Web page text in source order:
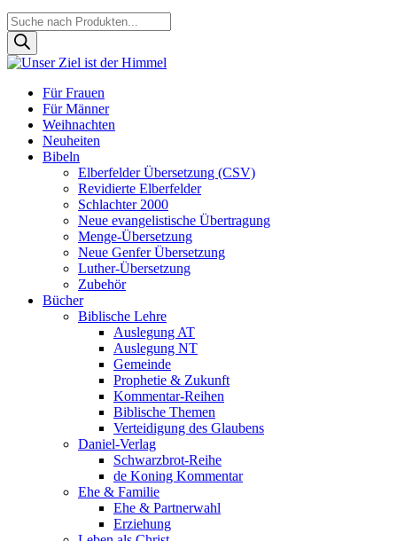
Products
search
Für Frauen
Für Männer
Weihnachten
Neuheiten
Bibeln
Elberfelder Übersetzung (CSV)
Revidierte Elberfelder
Schlachter 2000
Neue evangelistische Übertragung
Menge-Übersetzung
Neue Genfer Übersetzung
Luther-Übersetzung
Zubehör
Bücher
Biblische Lehre
Auslegung AT
Auslegung NT
Gemeinde
Prophetie & Zukunft
Kommentar-Reihen
Biblische Themen
Verteidigung des Glaubens
Daniel-Verlag
Schwarzbrot-Reihe
de Koning Kommentar
Ehe & Familie
Ehe & Partnerwahl
Erziehung